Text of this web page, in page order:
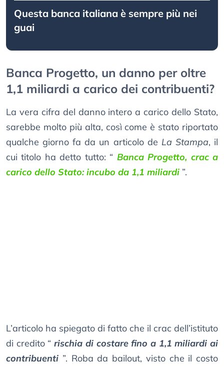
Questa banca italiana è sempre più nei
guai
Banca Progetto, un danno per oltre
1,1 miliardi a carico dei contribuenti?
La vera cifra del danno intero a carico dello Stato,
sarebbe molto più alta, così come è stato riportato
qualche giorno fa da un articolo de La Stampa, il
cui titolo ha detto tutto: “ Banca Progetto, crac a
carico dello Stato: incubo da 1,1 miliardi ”.
L’articolo ha spiegato di fatto che il crac dell’istituto
di credito “ rischia di costare fino a 1,1 miliardi ai
contribuenti ”. Roba da bailout, visto che il costo